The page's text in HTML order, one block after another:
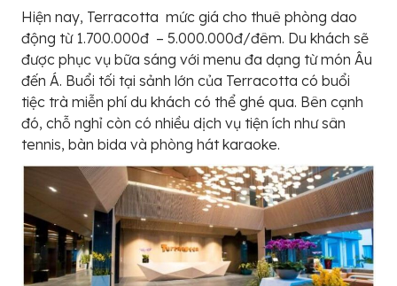
Hiện nay, Terracotta mức giá cho thuê phòng dao
động từ 1.700.000đ – 5.000.000đ/đêm. Du khách sẽ
được phục vụ bữa sáng với menu đa dạng từ món Âu
đến Á. Buổi tối tại sảnh lớn của Terracotta có buổi
tiệc trà miễn phí du khách có thể ghé qua. Bên cạnh
đó, chỗ nghỉ còn có nhiều dịch vụ tiện ích như sân
tennis, bàn bida và phòng hát karaoke.